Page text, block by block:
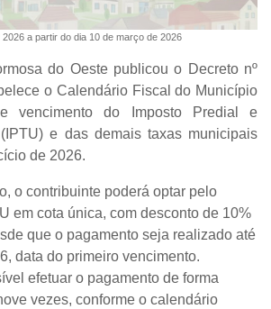
a partir do dia 10 de março de 2026
do Oeste publicou o Decreto nº
o Calendário Fiscal do Município
vencimento do
Imposto Predial e
e das demais taxas municipais
de 2026.
o contribuinte poderá optar pelo
em cota única, com desconto de 10%
que o pagamento seja realizado até
, data do primeiro vencimento.
efetuar o pagamento de forma
vezes, conforme o calendário